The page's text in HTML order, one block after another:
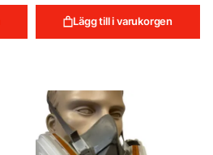
Lägg till i varukorgen